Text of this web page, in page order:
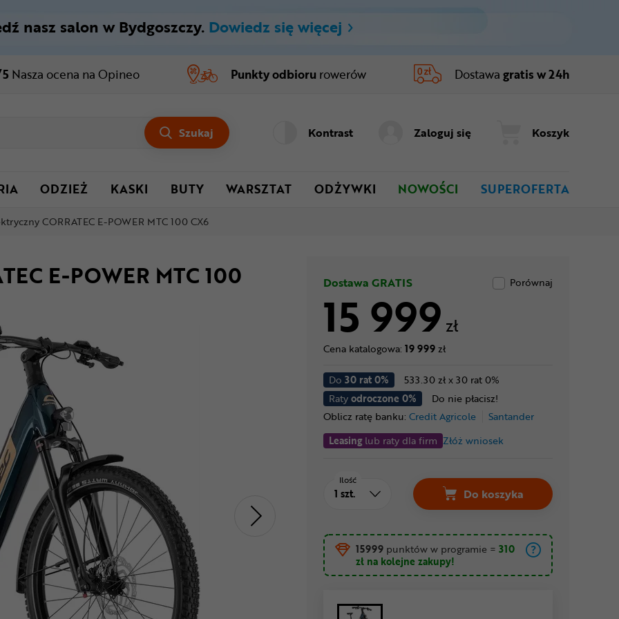
nasz salon w Bydgoszczy. Dowiedz się więcej
Nasza ocena na Opineo Punkty odbioru rowerów Dostawa gratis w 24h
Szukaj Kontrast Zaloguj się Koszyk
ODZIEŻ KASKI BUTY WARSZTAT ODŻYWKI NOWOŚCI SUPEROFERTA
CORRATEC E-POWER MTC 100 CX6
E-POWER MTC 100 Dostawa GRATIS Porównaj
15 999 zł
Cena katalogowa: 19 999zł
Do 30 rat 0%
533.30 zł x 30 rat 0%
Ratyodroczone 0%
Do nie płacisz!
Oblicz ratę banku: Credit Agricole
Santander
Leasinglub raty dla firm Złóż wniosek
Ilość
Do koszyka
15999 punktów w programie = 310
zł na kolejne zakupy!